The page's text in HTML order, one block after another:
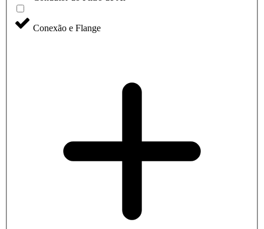
Conexão e Flange